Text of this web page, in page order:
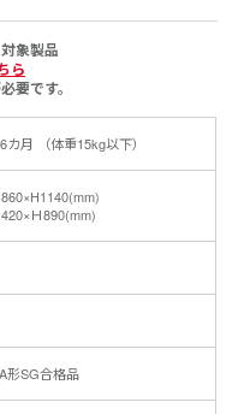
象製品
ら
要です。
月 （体重15kg以下）
Ｈ890(mm)
形SG合格品